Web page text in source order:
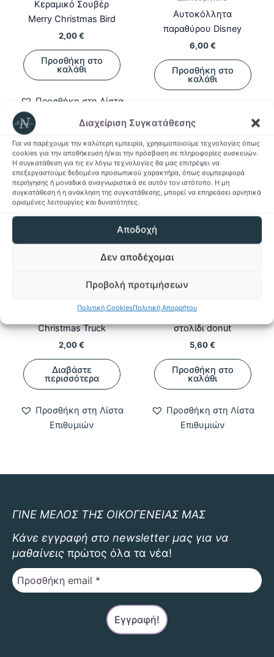
Διαχείριση Συγκατάθεσης
Για να παρέχουμε την καλύτερη εμπειρία, χρησιμοποιούμε τεχνολογίες όπως
cookies για την αποθήκευση ή/και την πρόσβαση σε πληροφορίες συσκευών.
Η συγκατάθεση για τις εν λόγω τεχνολογίες θα μας επιτρέψει να
επεξεργαστούμε δεδομένα προσωπικού χαρακτήρα, όπως συμπεριφορά
περιήγησης ή μοναδικά αναγνωριστικά σε αυτόν τον ιστότοπο. Η μη
συγκατάθεση ή η ανάκληση της συγκατάθεσης, μπορεί να επηρεάσει αρνητικά
ορισμένες λειτουργίες και δυνατότητες.
Αποδοχή
Δεν αποδέχομαι
Προβολή προτιμήσεων
Πολιτική CookiesΠολιτική Απορρήτου
Κεραμικό Σουβέρ
Merry Christmas Bird
2,00€
Προσθήκη στο
καλάθι
Προσθήκη στη Λίστα
Aυτοκόλλητα
παραθύρου Disney
6,00€
Προσθήκη στο
καλάθι
Επιθυμιών
ΕΚΤΌΣ ΑΠΟΘΈΜΑΤΟΣ
Κεραμικό Σουβέρ
Christmas Truck
2,00€
Διαβάστε
περισσότερα
Προσθήκη στη Λίστα
Επιθυμιών
Χριστουγεννιάτικο
στολίδι donut
5,60€
Προσθήκη στο
καλάθι
Προσθήκη στη Λίστα
Επιθυμιών
ΓΙΝΕ ΜΕΛΟΣ ΤΗΣ ΟΙΚΟΓΕΝΕΙΑΣ ΜΑΣ
Κάνε εγγραφή στο newsletter μας για να
μαθαίνεις πρώτος όλα τα νέα!